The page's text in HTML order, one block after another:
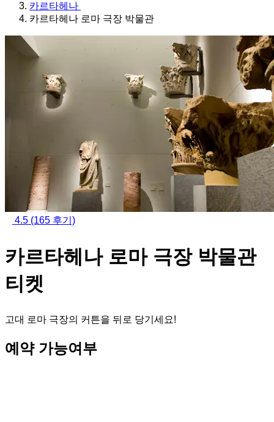
카르타헤나
카르타헤나 로마 극장 박물관
4.5 (165 후기)
카르타헤나 로마 극장 박물관
티켓
고대 로마 극장의 커튼을 뒤로 당기세요!
예약 가능여부